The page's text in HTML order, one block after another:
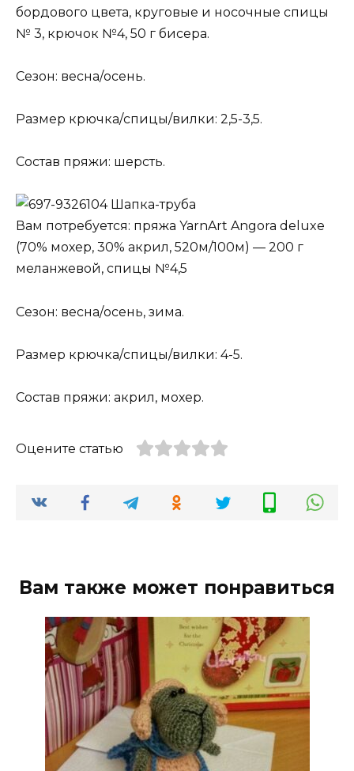
бордового цвета, круговые и носочные спицы
№ 3, крючок №4, 50 г бисера.
Сезон: весна/осень.
Размер крючка/спицы/вилки: 2,5-3,5.
Состав пряжи: шерсть.
Шапка-труба
Вам потребуется: пряжа YarnArt Angora deluxe
(70% мохер, 30% акрил, 520м/100м) — 200 г
меланжевой, спицы №4,5
Сезон: весна/осень, зима.
Размер крючка/спицы/вилки: 4-5.
Состав пряжи: акрил, мохер.
Оцените статью
Вам также может понравиться